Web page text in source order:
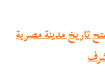
تاريخ مدينة مصرية